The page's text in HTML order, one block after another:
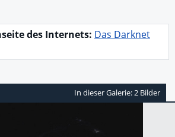
des Internets: Das Darknet
In dieser Galerie: 2 Bilder